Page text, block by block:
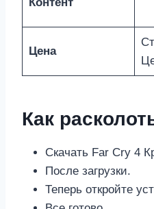
Контент
Цена
Как
Скачать Far Cry 4
После загрузки.
Теперь откройте